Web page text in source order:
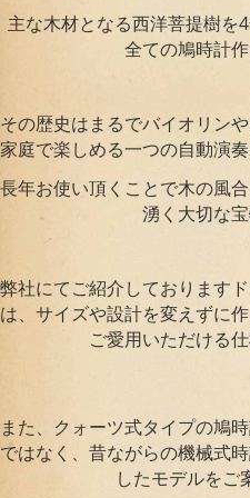
主な木材となる西洋菩提樹を
全ての鳩時計
その歴史はまるでバイオリン
家庭で楽しめる一つの自動演
長年お使い頂くことで木の風
湧く大切な
弊社にてご紹介しております
は、サイズや設計を変えずに
ご愛用いただける
また、クォーツ式タイプの鳩
ではなく、昔ながらの機械式
したモデルをご